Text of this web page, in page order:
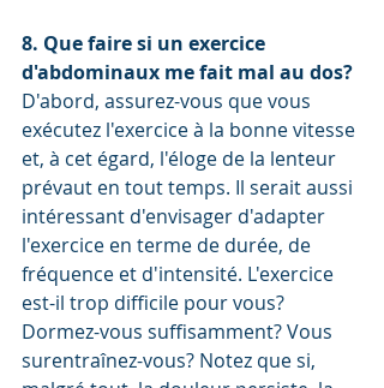
8. Que faire si un exercice
d'abdominaux me fait mal au dos?
D'abord, assurez-vous que vous
exécutez l'exercice à la bonne vitesse
et, à cet égard, l'éloge de la lenteur
prévaut en tout temps. Il serait aussi
intéressant d'envisager d'adapter
l'exercice en terme de durée, de
fréquence et d'intensité. L'exercice
est-il trop difficile pour vous?
Dormez-vous suffisamment? Vous
surentraînez-vous? Notez que si,